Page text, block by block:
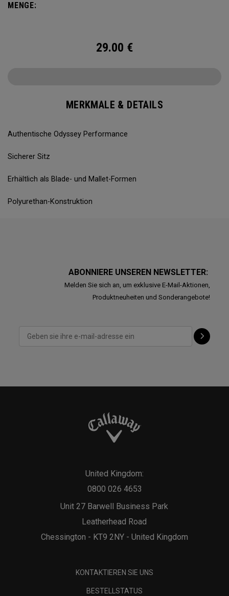
MENGE:
29.00 €
MERKMALE & DETAILS
Authentische Odyssey Performance
Sicherer Sitz
Erhältlich als Blade- und Mallet-Formen
Polyurethan-Konstruktion
ABONNIERE UNSEREN NEWSLETTER:
Melden Sie sich an, um exklusive E-Mail-Aktionen,
Produktneuheiten und Sonderangebote!
Unit 27 Barwell Business Park
Leatherhead Road
Chessington - KT9 2NY - United Kingdom
United Kingdom:
0800 026 4653
KONTAKTIEREN SIE UNS
BESTELLSTATUS